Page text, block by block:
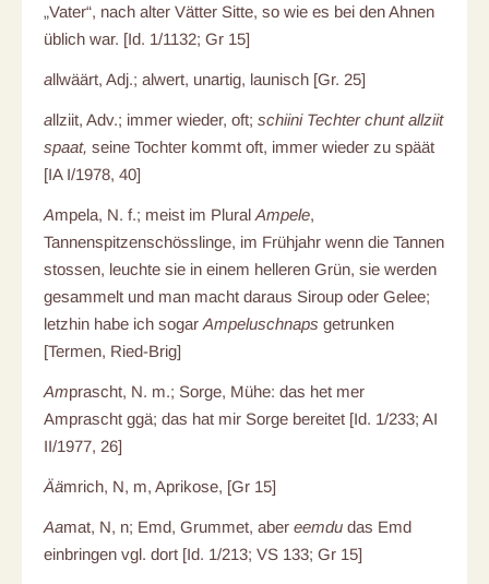
„Vater“, nach alter Vätter Sitte, so wie es bei den Ahnen
üblich war. [Id. 1/1132; Gr 15]
allwäärt, Adj.; alwert, unartig, launisch [Gr. 25]
allziit, Adv.; immer wieder, oft; schiini Techter chunt allziit
spaat, seine Tochter kommt oft, immer wieder zu späät
[IA I/1978, 40]
Ampela, N. f.; meist im Plural Ampele,
Tannenspitzenschösslinge, im Frühjahr wenn die Tannen
stossen, leuchte sie in einem helleren Grün, sie werden
gesammelt und man macht daraus Siroup oder Gelee;
letzhin habe ich sogar Ampeluschnaps getrunken
[Termen, Ried-Brig]
Amprascht, N. m.; Sorge, Mühe: das het mer
Amprascht ggä; das hat mir Sorge bereitet [Id. 1/233; AI
II/1977, 26]
Äämrich, N, m, Aprikose, [Gr 15]
Aamat, N, n; Emd, Grummet, aber eemdu das Emd
einbringen vgl. dort [Id. 1/213; VS 133; Gr 15]